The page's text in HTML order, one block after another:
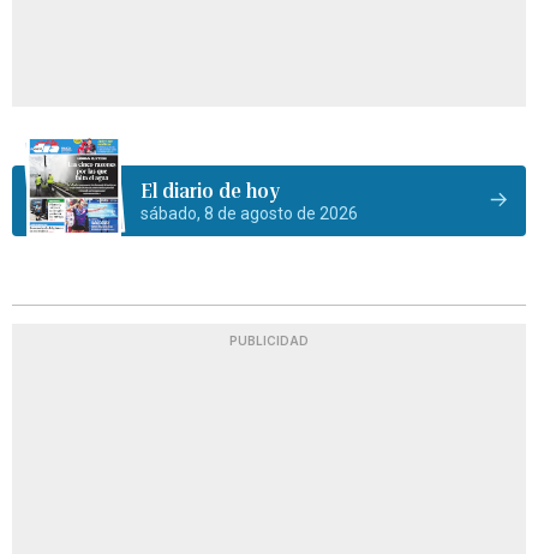
El diario de hoy
sábado, 8 de agosto de 2026
PUBLICIDAD